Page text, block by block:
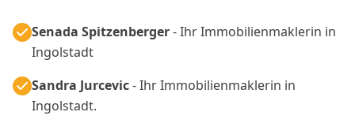
Senada Spitzenberger- Ihr Immobilienmaklerin in
Ingolstadt
Sandra Jurcevic- Ihr Immobilienmaklerin in
Ingolstadt.